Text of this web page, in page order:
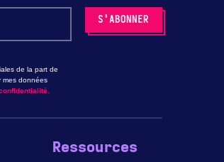
de la part de
mes données
Ressources